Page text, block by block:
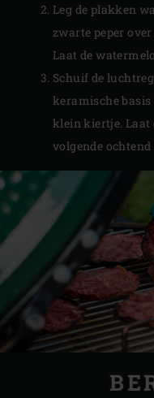
Leg de plakken
zwarte peper
Laat de
Schuif de
keramische
klein kiertje. Laat
volgende